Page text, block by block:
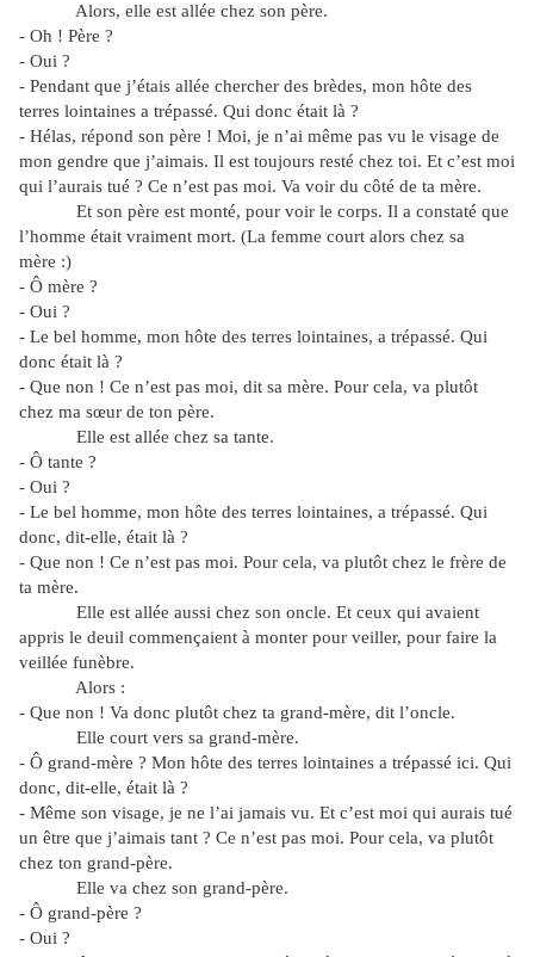
Alors, elle est allée chez son père.
- Oh ! Père ?
- Oui ?
- Pendant que j’étais allée chercher des brèdes, mon hôte des
terres lointaines a trépassé. Qui donc était là ?
- Hélas, répond son père ! Moi, je n’ai même pas vu le visage de
mon gendre que j’aimais. Il est toujours resté chez toi. Et c’est moi
qui l’aurais tué ? Ce n’est pas moi. Va voir du côté de ta mère.
Et son père est monté, pour voir le corps. Il a constaté que
l’homme était vraiment mort. (La femme court alors chez sa
mère :)
- Ô mère ?
- Oui ?
- Le bel homme, mon hôte des terres lointaines, a trépassé. Qui
donc était là ?
- Que non ! Ce n’est pas moi, dit sa mère. Pour cela, va plutôt
chez ma sœur de ton père.
Elle est allée chez sa tante.
- Ô tante ?
- Oui ?
- Le bel homme, mon hôte des terres lointaines, a trépassé. Qui
donc, dit-elle, était là ?
- Que non ! Ce n’est pas moi. Pour cela, va plutôt chez le frère de
ta mère.
Elle est allée aussi chez son oncle. Et ceux qui avaient
appris le deuil commençaient à monter pour veiller, pour faire la
veillée funèbre.
Alors :
- Que non ! Va donc plutôt chez ta grand-mère, dit l’oncle.
Elle court vers sa grand-mère.
- Ô grand-mère ? Mon hôte des terres lointaines a trépassé ici. Qui
donc, dit-elle, était là ?
- Même son visage, je ne l’ai jamais vu. Et c’est moi qui aurais tué
un être que j’aimais tant ? Ce n’est pas moi. Pour cela, va plutôt
chez ton grand-père.
Elle va chez son grand-père.
- Ô grand-père ?
- Oui ?